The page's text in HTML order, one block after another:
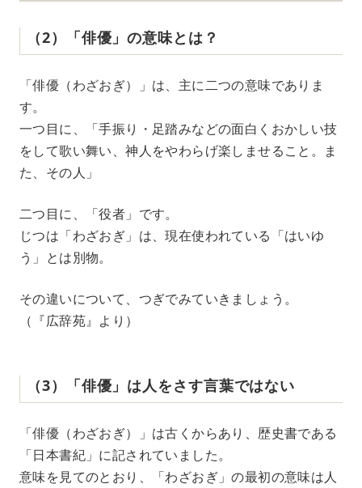
（2）「俳優」の意味とは？
「俳優（わざおぎ）」は、主に二つの意味でありま
す。
一つ目に、「手振り・足踏みなどの面白くおかしい技
をして歌い舞い、神人をやわらげ楽しませること。ま
た、その人」
二つ目に、「役者」です。
じつは「わざおぎ」は、現在使われている「はいゆ
う」とは別物。
その違いについて、つぎでみていきましょう。
（『広辞苑』より）
（3）「俳優」は人をさす言葉ではない
「俳優（わざおぎ）」は古くからあり、歴史書である
「日本書紀」に記されていました。
意味を見てのとおり、「わざおぎ」の最初の意味は人